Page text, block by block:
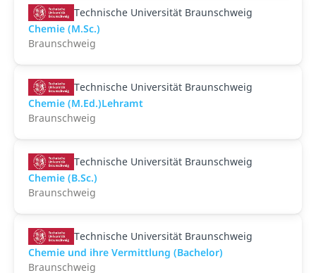
Technische Universität Braunschweig
Chemie (M.Sc.)
Braunschweig
Technische Universität Braunschweig
Chemie (M.Ed.)Lehramt
Braunschweig
Technische Universität Braunschweig
Chemie (B.Sc.)
Braunschweig
Technische Universität Braunschweig
Chemie und ihre Vermittlung (Bachelor)
Braunschweig